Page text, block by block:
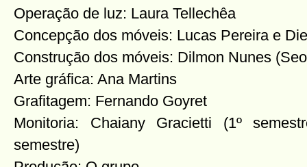
Operação de luz: Laura Tellechêa
Concepção dos móveis: Lucas Pereira e
Construção dos móveis: Dilmon Nunes
Arte gráfica: Ana Martins
Grafitagem: Fernando Goyret
Monitoria: Chaiany Gracietti (1º
semestre)